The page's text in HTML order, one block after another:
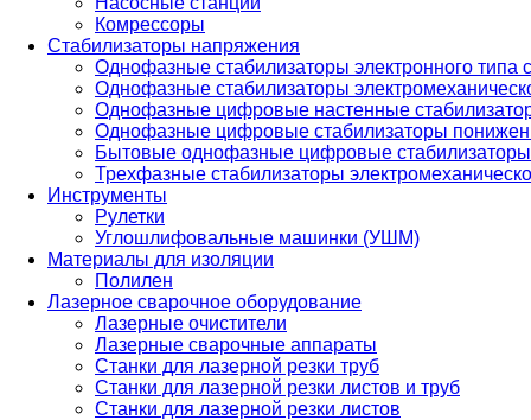
Комрессоры
Стабилизаторы напряжения
Однофазные стабилизаторы электронного
Однофазные стабилизаторы
Однофазные цифровые настенные
Однофазные цифровые стабилизаторы
Бытовые однофазные цифровые стабилизаторы
Трехфазные стабилизаторы
Инструменты
Рулетки
Углошлифовальные машинки (УШМ)
Материалы для изоляции
Полилен
Лазерное сварочное оборудование
Лазерные очистители
Лазерные сварочные аппараты
Станки для лазерной резки труб
Станки для лазерной резки листов и труб
Станки для лазерной резки листов